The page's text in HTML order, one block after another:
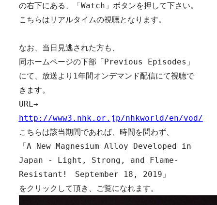
の右下にある、「Watch」ボタンを押して下さい。
こちらはリアルタイムの視聴となります。
なお、当日見逃された方も、
同ホームページの下部「Previous Episodes」
にて、放送より1年間オンデマンド配信にて視聴で
きます。
URL→
http://www3.nhk.or.jp/nhkworld/en/vod/
こちらは該当期間であれば、時間を問わず、
「A New Magnesium Alloy Developed in
Japan - Light, Strong, and Flame-
Resistant!　September 18, 2019」
をクリックして頂き、ご覧になれます。